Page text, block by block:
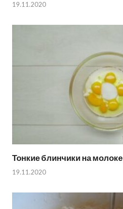
19.11.2020
Тонкие блинчики на молоке
19.11.2020